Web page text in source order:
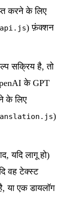
करने के लिए
) फ़ंक्शन
सक्रिय है, तो
के GPT
के लिए
)
यदि लागू हो)
वह टेक्स्ट
या एक डायलॉग